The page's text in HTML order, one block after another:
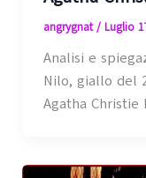
angrygnat/ Luglio
Analisi e
Nilo, giallo del
Agatha